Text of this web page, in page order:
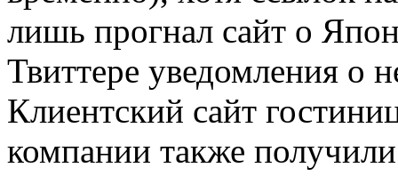
лишь прогнал сайт о
Твиттере уведомления о
Клиентский сайт
компании также